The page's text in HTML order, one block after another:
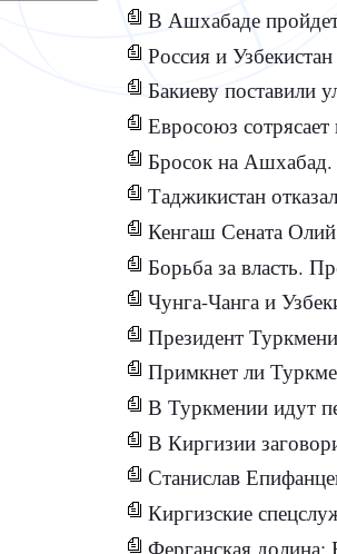
В Ашхабаде
Россия и Узбекистан
Бакиеву поставили
Евросоюз
Бросок на Ашхабад.
Таджикистан
Кенгаш Сената Олий Мажлиса
Борьба за власть.
Чунга-Чанга и
Президент
Примкнет ли
В Туркмении идут
В Киргизии
Станислав
Киргизские
Ферганская долина: